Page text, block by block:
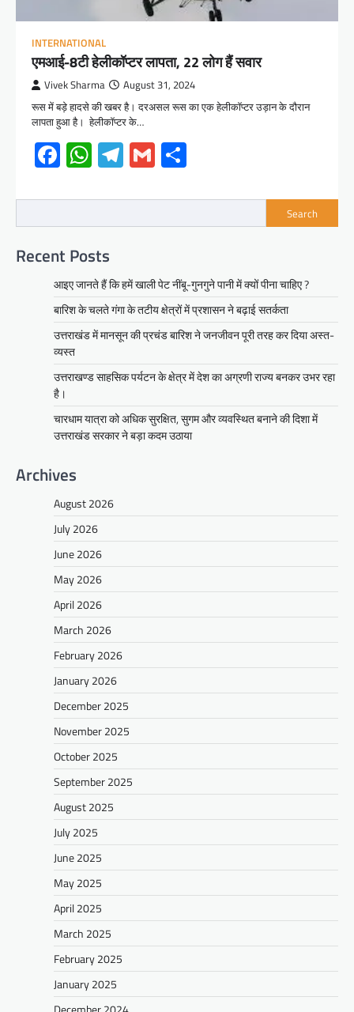
INTERNATIONAL
एमआई-8टी हेलीकॉप्टर लापता, 22 लोग हैं सवार
Vivek Sharma August 31, 2024
रूस में बड़े हादसे की खबर है। दरअसल रूस का एक हेलीकॉप्टर उड़ान के दौरान
लापता हुआ है। हेलीकॉप्टर के…
Facebook
WhatsApp
Telegram
Gmail
Search
Recent Posts
आइए जानते हैं कि हमें खाली पेट नींबू-गुनगुने पानी में क्यों पीना चाहिए ?
बारिश के चलते गंगा के तटीय क्षेत्रों में प्रशासन ने बढ़ाई सतर्कता
उत्तराखंड में मानसून की प्रचंड बारिश ने जनजीवन पूरी तरह कर दिया अस्त-
व्यस्त
उत्तराखण्ड साहसिक पर्यटन के क्षेत्र में देश का अग्रणी राज्य बनकर उभर रहा
है।
चारधाम यात्रा को अधिक सुरक्षित, सुगम और व्यवस्थित बनाने की दिशा में
उत्तराखंड सरकार ने बड़ा कदम उठाया
Archives
August 2026
July 2026
June 2026
May 2026
April 2026
March 2026
February 2026
January 2026
December 2025
November 2025
October 2025
September 2025
August 2025
July 2025
June 2025
May 2025
April 2025
March 2025
February 2025
January 2025